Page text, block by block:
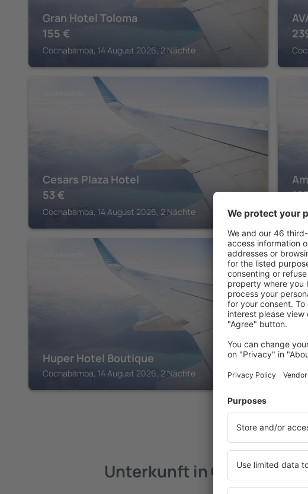
Gran Hotel Toloma
155 €
Cochabamba, 14 August 2026, 2 Nächte
Cesars Plaza Hotel
53 €
Cochabamba, 14 August 2026, 2 Nächte
Huper Hotel Boutique
Cochabamba, 14 August 2026, 2 Nächte
Unterkunft in